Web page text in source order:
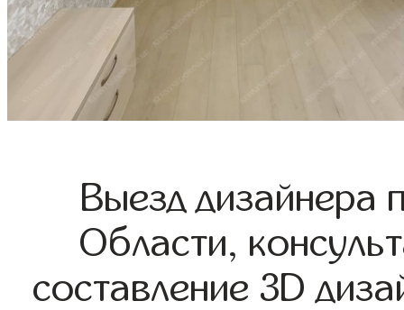
Выезд дизайнера
Области,
составление 3D